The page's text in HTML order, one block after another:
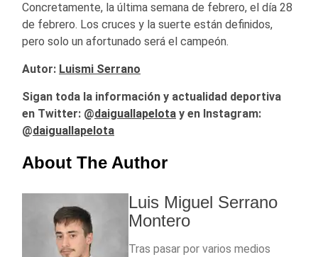
Concretamente, la última semana de febrero, el día 28
de febrero. Los cruces y la suerte están definidos,
pero solo un afortunado será el campeón.
Autor: Luismi Serrano
Sigan toda la información y actualidad deportiva
en Twitter: @daiguallapelota y en Instagram:
@daiguallapelota
About The Author
Luis Miguel Serrano
Montero
Tras pasar por varios medios